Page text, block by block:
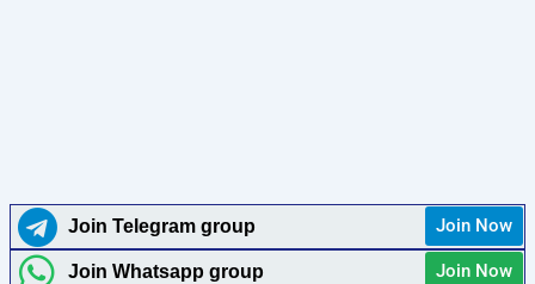
Join Telegram group Join Now
Join Whatsapp group Join Now